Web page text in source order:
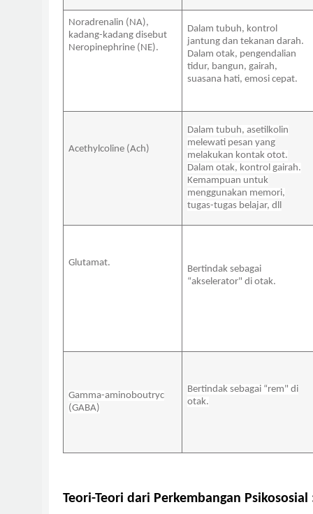
Noradrenalin (NA),
kadang-kadang disebut
Neropinephrine (NE).
Dalam tubuh, kontrol
jantung dan tekanan darah.
Dalam otak, pengendalian
tidur, bangun, gairah,
suasana hati, emosi cepat.
Acethylcoline (Ach)
Dalam tubuh, asetilkolin
melewati pesan yang
melakukan kontak otot.
Dalam otak, kontrol gairah.
Kemampuan untuk
menggunakan memori,
tugas-tugas belajar, dll
Glutamat.
Bertindak sebagai
“akselerator" di otak.
Gamma-aminoboutryc
(GABA)
Bertindak sebagai “rem" di
otak.
Teori-Teori dari Perkembangan Psikososial